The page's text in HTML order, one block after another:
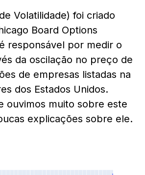
Volatilidade) foi criado
Board Options
responsável por medir o
da oscilação no preço de
de empresas listadas na
dos Estados Unidos.
ouvimos muito sobre este
explicações sobre ele.